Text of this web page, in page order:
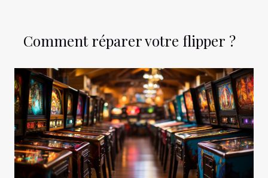
Comment réparer votre flipper ?